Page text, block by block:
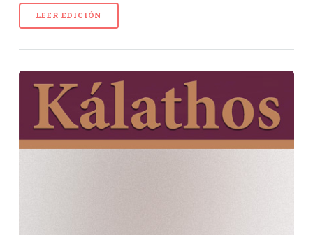
LEER EDICIÓN